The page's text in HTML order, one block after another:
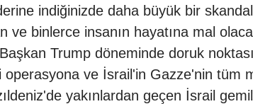
indiğinizde daha büyük bir
binlerce insanın hayatına mal
Trump döneminde doruk
ve İsrail'in Gazze'nin tüm
yakınlardan geçen İsrail